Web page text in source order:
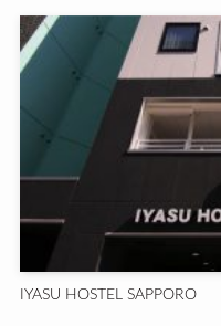
IYASU HOSTEL SAPPORO